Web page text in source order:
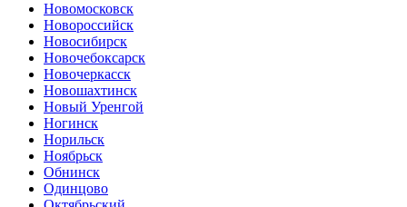
Новомосковск
Новороссийск
Новосибирск
Новочебоксарск
Новочеркасск
Новошахтинск
Новый Уренгой
Ногинск
Норильск
Ноябрьск
Обнинск
Одинцово